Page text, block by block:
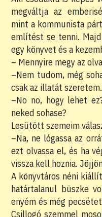
megváltja az
mint a kommunista
említést se tenni.
egy könyvet és a
– Mennyire megy az
–Nem tudom, még
csak az illatát szeretem.
–No no, hogy lehet
neked sohase?
Lesütött szemeim
–Na, ne lógassa az
ezt olvassa el, és ha
vissza kell hoznia.
A könyvtáros néni
határtalanul büszke
enyém és még
Csillogó szemmel